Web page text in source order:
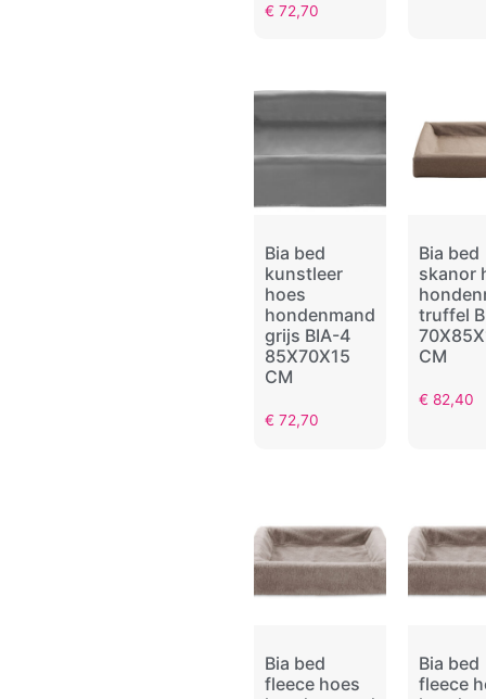
€ 72,70
Bia bed
kunstleer
hoes
hondenmand
grijs BIA-4
85X70X15
CM
€ 72,70
Bia bed
skanor
truffel
CM
€ 82,40
Bia bed
fleece hoes
Bia bed
fleece